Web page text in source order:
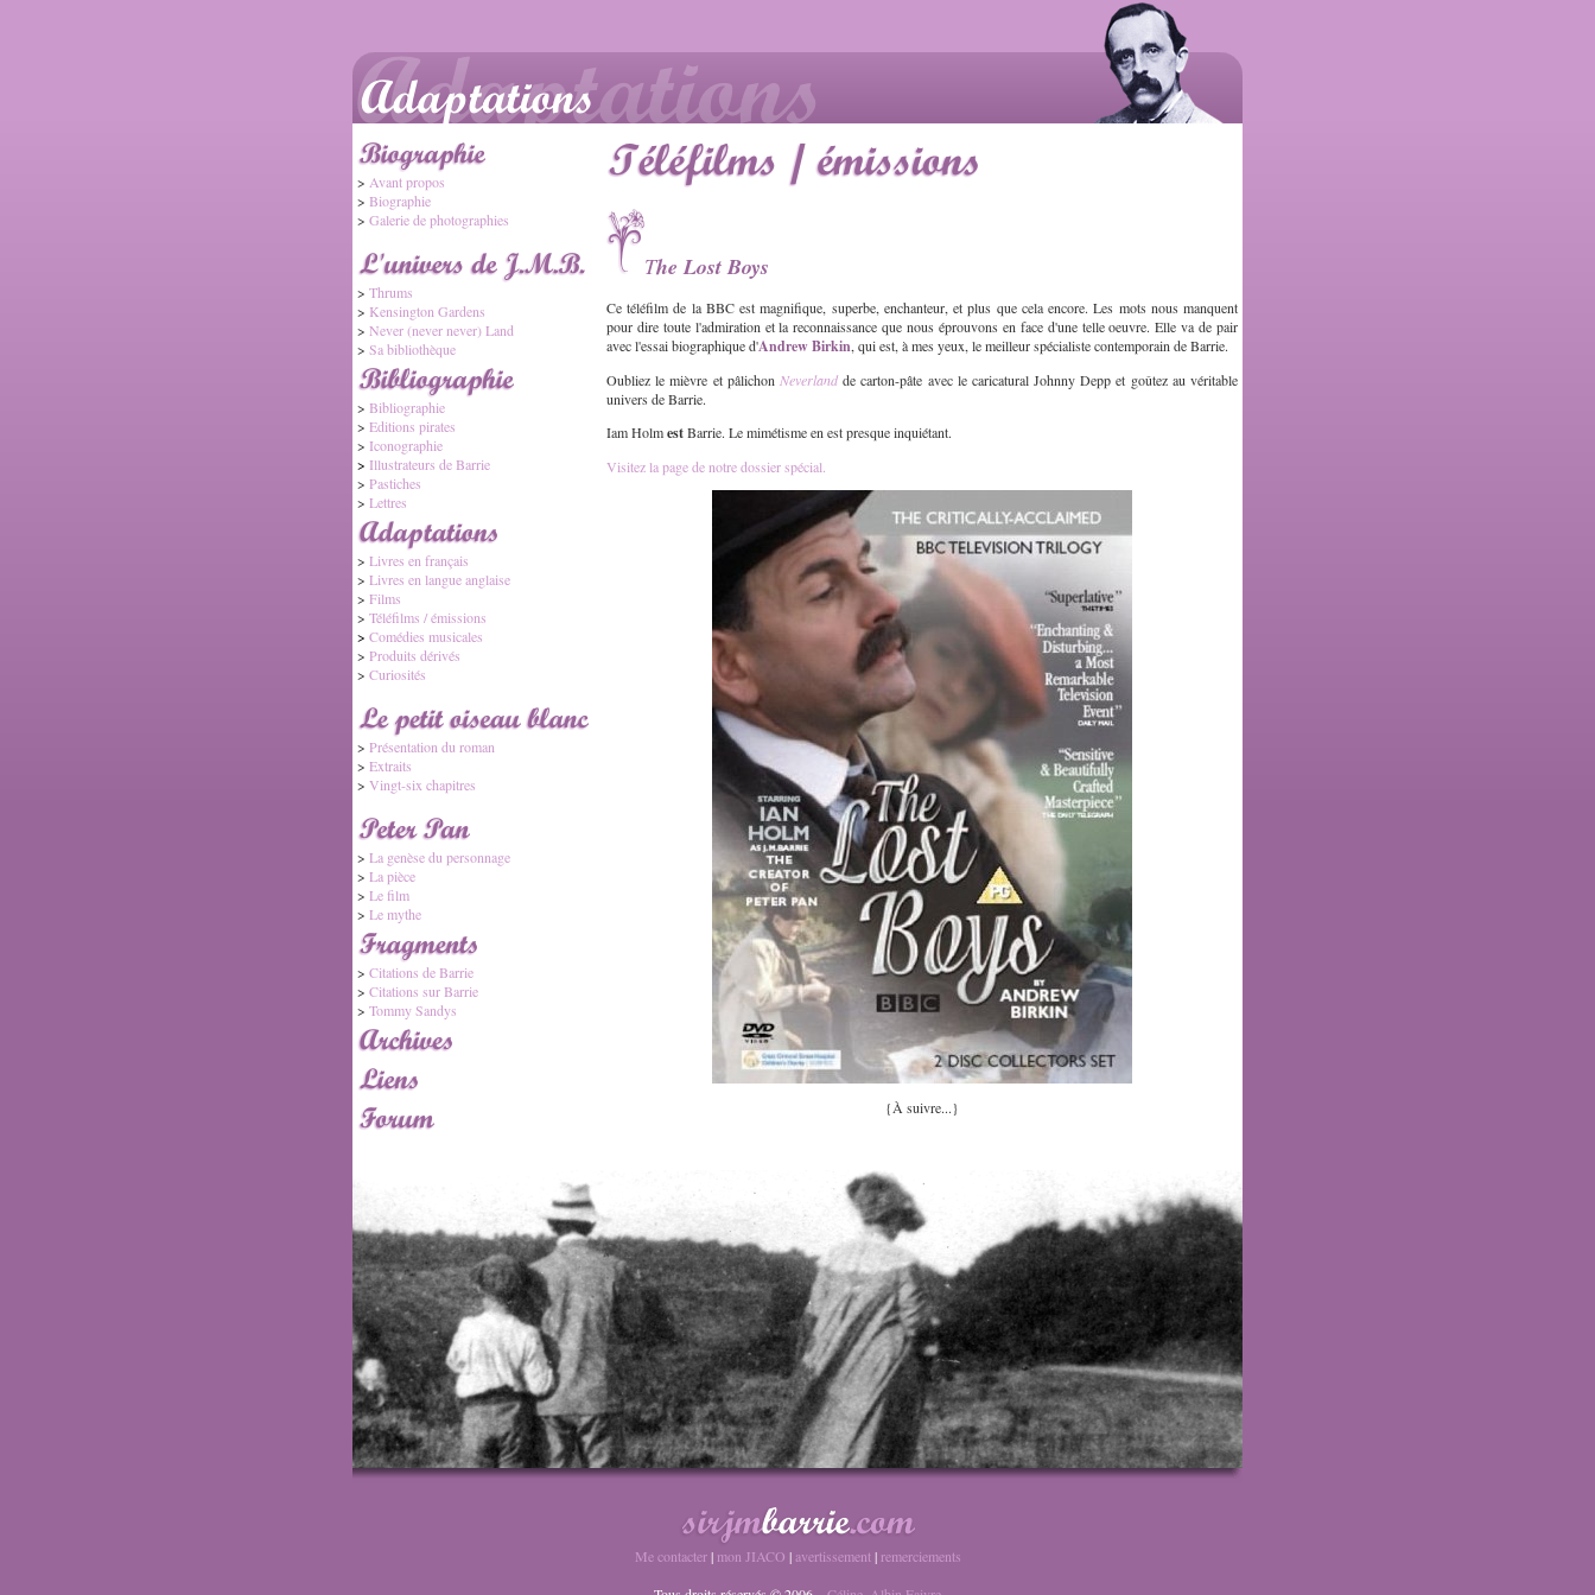
> Avant propos
> Biographie
> Galerie de photographies
> Thrums
> Kensington Gardens
> Never (never never) Land
> Sa bibliothèque
> Bibliographie
> Editions pirates
> Iconographie
> Illustrateurs de Barrie
> Pastiches
> Lettres
> Livres en français
> Livres en langue anglaise
> Films
> Téléfilms / émissions
> Comédies musicales
> Produits dérivés
> Curiosités
> Présentation du roman
> Extraits
> Vingt-six chapitres
> La genèse du personnage
> La pièce
> Le film
> Le mythe
> Citations de Barrie
> Citations sur Barrie
> Tommy Sandys
The Lost Boys
Ce téléfilm de la BBC est magnifique, superbe, enchanteur, et plus que cela encore. Les mots nous manquent
pour dire toute l'admiration et la reconnaissance que nous éprouvons en face d'une telle oeuvre. Elle va de pair
avec l'essai biographique d'Andrew Birkin, qui est, à mes yeux, le meilleur spécialiste contemporain de Barrie.
Oubliez le mièvre et pâlichon Neverland de carton-pâte avec le caricatural Johnny Depp et goûtez au véritable
univers de Barrie.
Iam HolmestBarrie. Le mimétisme en est presque inquiétant.
Visitez la page de notre dossier spécial.
{À suivre...}
Me contacter| mon JIACO | avertissement | remerciements